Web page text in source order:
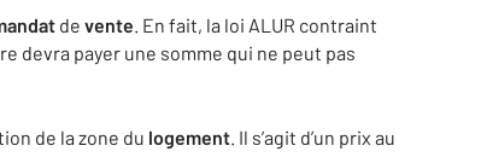
de vente . En fait, la loi ALUR contraint
devra payer une somme qui ne peut pas
de la zone du logement . Il s’agit d’un prix au